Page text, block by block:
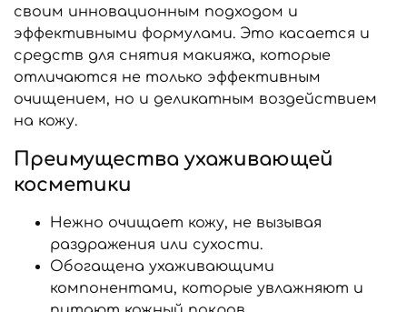
своим инновационным подходом и
эффективными формулами. Это касается и
средств для снятия макияжа, которые
отличаются не только эффективным
очищением, но и деликатным воздействием
на кожу.
Преимущества ухаживающей
косметики
Нежно очищает кожу, не вызывая
раздражения или сухости.
Обогащена ухаживающими
компонентами, которые увлажняют и